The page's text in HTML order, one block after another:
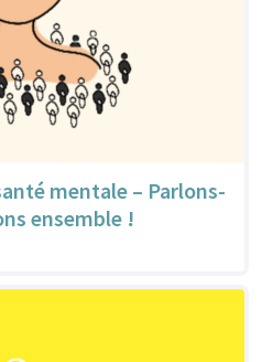
mentale – Parlons-
ensemble !